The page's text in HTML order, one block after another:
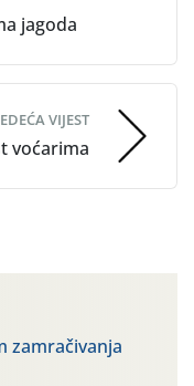
jagoda
VIJEST
voćarima
zamračivanja